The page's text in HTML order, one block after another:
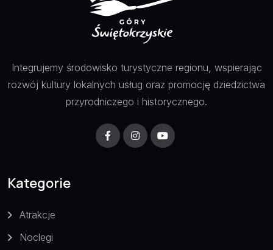
Integrujemy środowisko turystyczne regionu, wspierając
rozwój kultury lokalnych usług oraz promocję dziedzictwa
przyrodniczego i historycznego.
Kategorie
Atrakcje
Noclegi